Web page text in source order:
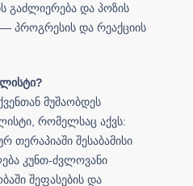
გაძლიერება და პოზის
პროგრესის და რეაქციის
მუშაობდეს
რომელსაც აქვს:
თერაპიაში შესაბამისი
კუნთ-ძვლოვანი
შეფასების და